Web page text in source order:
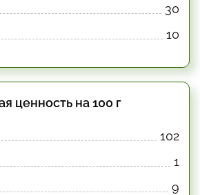
30
10
ценность на 100 г
102
1
9